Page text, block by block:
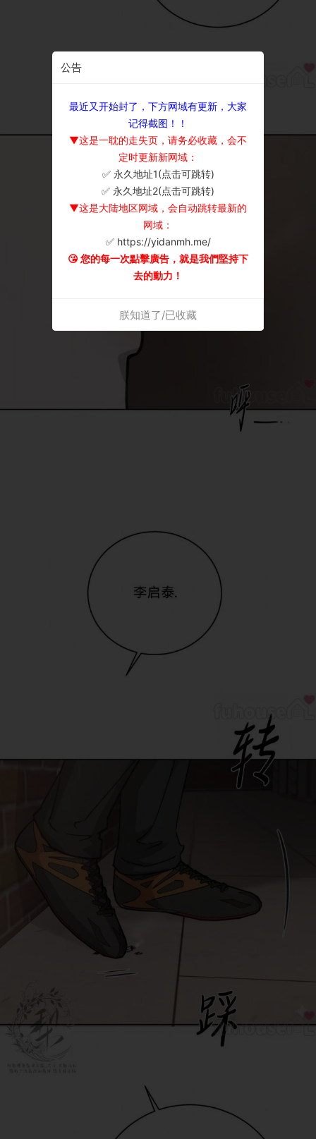
公告
最近又开始封了，下方网域有更新，大家
记得截图！！
▼这是一耽的走失页，请务必收藏，会不
定时更新新网域：
✅ 永久地址1(点击可跳转)
✅ 永久地址2(点击可跳转)
▼这是大陆地区网域，会自动跳转最新的
网域：
✅ https://yidanmh.me/
😘 您的每一次點擊廣告，就是我們堅持下
去的動力！
朕知道了/已收藏